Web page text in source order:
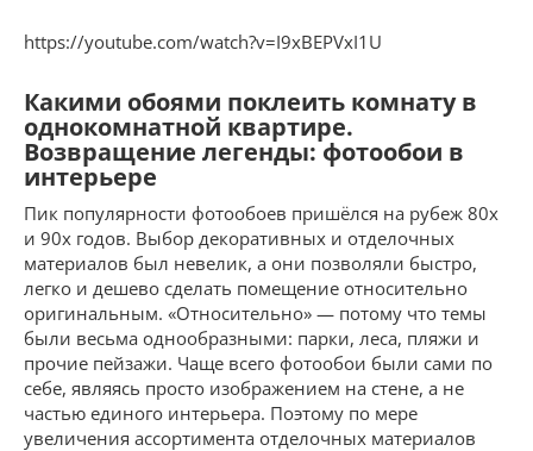
https://youtube.com/watch?v=I9xBEPVxI1U
Какими обоями поклеить комнату в
однокомнатной квартире.
Возвращение легенды: фотообои в
интерьере
Пик популярности фотообоев пришёлся на рубеж 80х
и 90х годов. Выбор декоративных и отделочных
материалов был невелик, а они позволяли быстро,
легко и дешево сделать помещение относительно
оригинальным. «Относительно» — потому что темы
были весьма однообразными: парки, леса, пляжи и
прочие пейзажи. Чаще всего фотообои были сами по
себе, являясь просто изображением на стене, а не
частью единого интерьера. Поэтому по мере
увеличения ассортимента отделочных материалов